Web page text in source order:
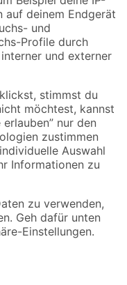
Angebote sind unter
Verfügbarkeiten beziehen
Alle Angebote und
mit Speditionsversand, hier